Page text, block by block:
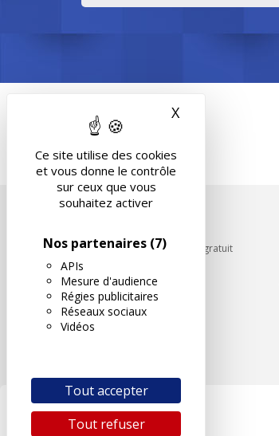
Ce site utilise des cookies
et vous donne le contrôle
sur ceux que vous
souhaitez activer
Nos partenaires (7)
APIs
Mesure d'audience
Régies publicitaires
Réseaux sociaux
Vidéos
Tout accepter
Tout refuser
X
Rappel contrôle technique gratuit
Partenariats/Remises
Liens utiles
Contact
Plan du site